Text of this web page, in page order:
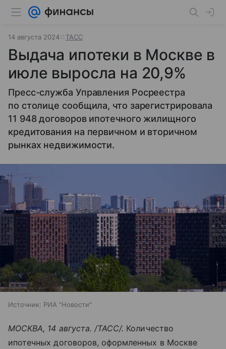
14 августа 2024 ТАСС
Выдача ипотеки в Москве в
июле выросла на 20,9%
Пресс-служба Управления Росреестра
по столице сообщила, что зарегистрировала
11 948 договоров ипотечного жилищного
кредитования на первичном и вторичном
рынках недвижимости.
Источник: РИА "Новости"
МОСКВА, 14 августа. /ТАСС/. Количество
ипотечных договоров, оформленных в Москве